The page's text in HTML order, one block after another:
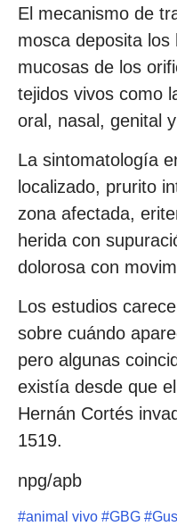
El mecanismo de
mosca deposita
mucosas de los
tejidos vivos como
oral, nasal, genital
La sintomatología
localizado, prurito
zona afectada,
herida con
dolorosa con
Los estudios
sobre cuándo
pero algunas
existía desde que
Hernán Cortés
1519.
npg/apb
#animal vivo #GBG #